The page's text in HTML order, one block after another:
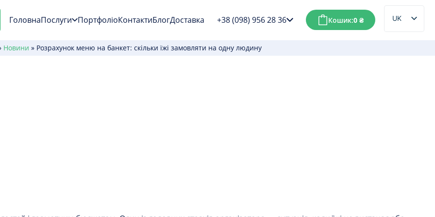
ГоловнаПослуги ПортфоліоКонтактиБлогДоставка +38 (098) 956 28 36 Кошик:0₴
UK
RU
Новини » Розрахунок меню на банкет: скільки їжі замовляти на одну людину